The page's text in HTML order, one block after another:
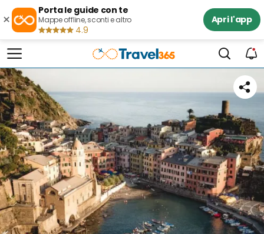
×
Porta le guide con te
Mappe offline, sconti e altro
4.9
Apri l'app